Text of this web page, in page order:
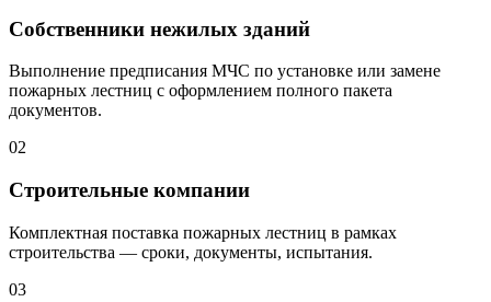
Собственники нежилых зданий
Выполнение предписания МЧС по установке или замене
пожарных лестниц с оформлением полного пакета
документов.
02
Строительные компании
Комплектная поставка пожарных лестниц в рамках
строительства — сроки, документы, испытания.
03